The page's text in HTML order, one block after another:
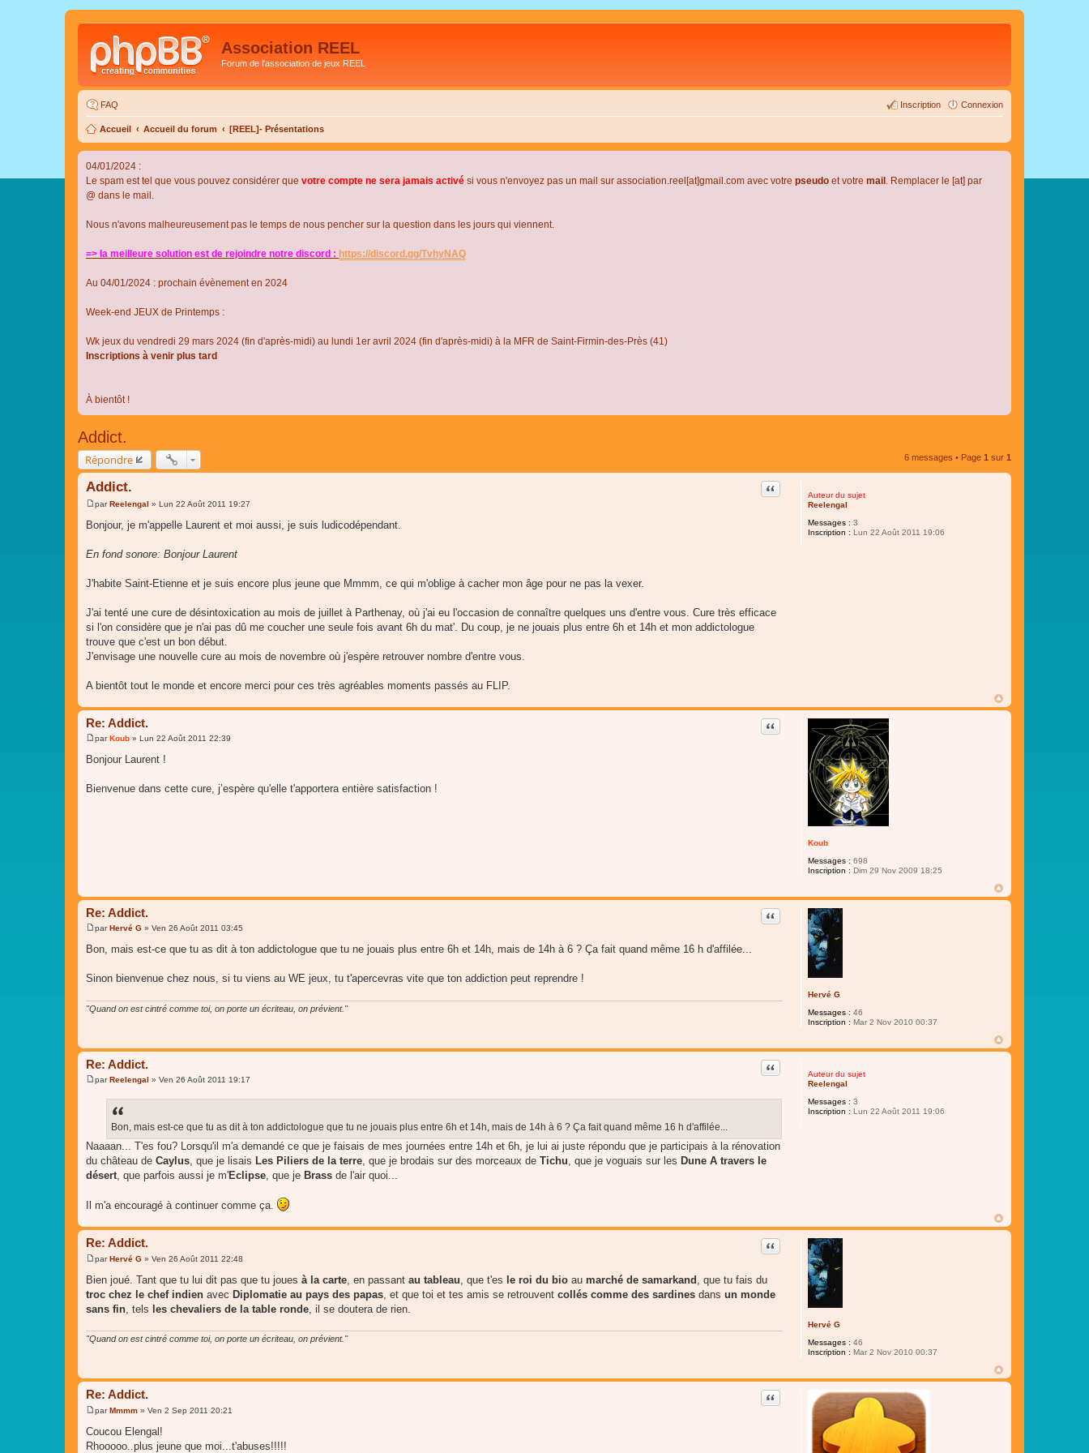
Association REEL
Forum de l'association de jeux REEL
FAQ Connexion
Inscription
Accueil Accueil du forum [REEL]- Présentations
04/01/2024 :
Le spam est tel que vous pouvez considérer que votre compte ne sera jamais activé si vous n'envoyez pas un mail sur association.reel[at]gmail.com avec votre pseudo et votre mail . Remplacer le [at] par
@ dans le mail.
Nous n'avons malheureusement pas le temps de nous pencher sur la question dans les jours qui viennent.
=> la meilleure solution est de rejoindre notre discord : https://discord.gg/TvhyNAQ
Au 04/01/2024 : prochain évènement en 2024
Week-end JEUX de Printemps :
Wk jeux du vendredi 29 mars 2024 (fin d'après-midi) au lundi 1er avril 2024 (fin d'après-midi) à la MFR de Saint-Firmin-des-Près (41)
Inscriptions à venir plus tard
À bientôt !
Addict.
Répondre 6 messages • Page 1 sur 1
Auteur du sujet
Reelengal
Messages : 3
Inscription : Lun 22 Août 2011 19:06
Addict. Citer
M
s
g
parReelengal » Lun 22 Août 2011 19:27
Bonjour, je m'appelle Laurent et moi aussi, je suis ludicodépendant.
En fond sonore: Bonjour Laurent
J'habite Saint-Etienne et je suis encore plus jeune que Mmmm, ce qui m'oblige à cacher mon âge pour ne pas la vexer.
J'ai tenté une cure de désintoxication au mois de juillet à Parthenay, où j'ai eu l'occasion de connaître quelques uns d'entre vous. Cure très efficace
si l'on considère que je n'ai pas dû me coucher une seule fois avant 6h du mat'. Du coup, je ne jouais plus entre 6h et 14h et mon addictologue
trouve que c'est un bon début.
J'envisage une nouvelle cure au mois de novembre où j'espère retrouver nombre d'entre vous.
A bientôt tout le monde et encore merci pour ces très agréables moments passés au FLIP.
Koub
Messages : 698
Inscription : Dim 29 Nov 2009 18:25
Re: Addict. Citer
M
s
g
parKoub » Lun 22 Août 2011 22:39
Bonjour Laurent !
Bienvenue dans cette cure, j’espère qu'elle t'apportera entière satisfaction !
Hervé G
Messages : 46
Inscription : Mar 2 Nov 2010 00:37
Re: Addict. Citer
M
s
g
parHervé G » Ven 26 Août 2011 03:45
Bon, mais est-ce que tu as dit à ton addictologue que tu ne jouais plus entre 6h et 14h, mais de 14h à 6 ? Ça fait quand même 16 h d'affilée...
Sinon bienvenue chez nous, si tu viens au WE jeux, tu t'apercevras vite que ton addiction peut reprendre !
"Quand on est cintré comme toi, on porte un écriteau, on prévient."
Auteur du sujet
Reelengal
Messages : 3
Inscription : Lun 22 Août 2011 19:06
Re: Addict. Citer
M
e
parReelengal » Ven 26 Août 2011 19:17
Bon, mais est-ce que tu as dit à ton addictologue que tu ne jouais plus entre 6h et 14h, mais de 14h à 6 ? Ça fait quand même 16 h d'affilée...
Naaaan... T'es fou? Lorsqu'il m'a demandé ce que je faisais de mes journées entre 14h et 6h, je lui ai juste répondu que je participais à la rénovation
du château de Caylus, que je lisais Les Piliers de la terre, que je brodais sur des morceaux de Tichu, que je voguais sur les Dune A travers le
désert, que parfois aussi je m'Eclipse, que je Brass de l'air quoi...
Il m'a encouragé à continuer comme ça.
Hervé G
Messages : 46
Inscription : Mar 2 Nov 2010 00:37
Re: Addict. Citer
M
s
s
g
parHervé G » Ven 26 Août 2011 22:48
Bien joué. Tant que tu lui dit pas que tu joues à la carte , en passant au tableau , que t'es le roi du bio au marché de samarkand
, que tu fais du
troc chez le chef indien avec Diplomatie au pays des papas , et que toi et tes amis se retrouvent collés comme des sardines dans un monde
sans fin , tels les chevaliers de la table ronde , il se doutera de rien.
"Quand on est cintré comme toi, on porte un écriteau, on prévient."
Re: Addict. Citer
M
s
s
parMmmm » Ven 2 Sep 2011 20:21
Coucou Elengal!
Rhooooo..plus jeune que moi...t'abuses!!!!!